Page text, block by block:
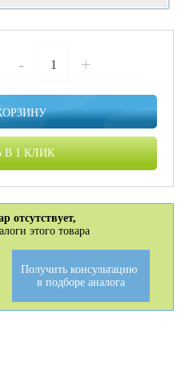
- +
В 1 КЛИК
отсутствует,
этого товара
Получить консультацию
в подборе аналога